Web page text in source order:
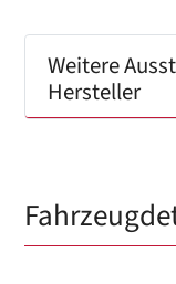
Weitere
Hersteller